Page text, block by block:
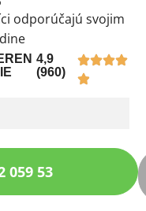
odporúčajú svojim
4,9
(960)
059 53